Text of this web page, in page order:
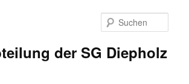
der SG Diepholz